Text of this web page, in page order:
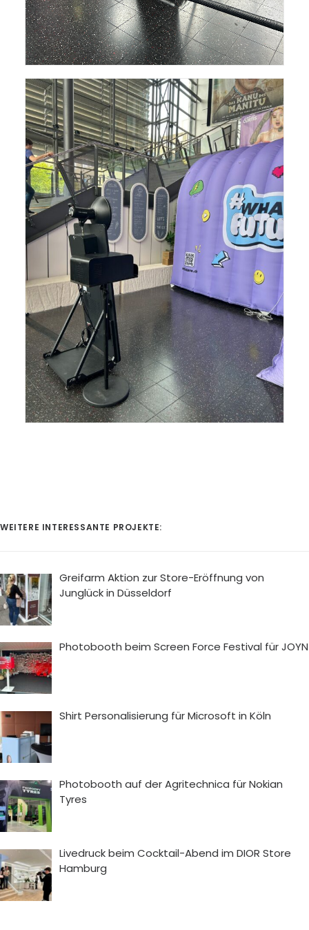
WEITERE INTERESSANTE PROJEKTE:
Greifarm Aktion zur Store-Eröffnung von
Junglück in Düsseldorf
Photobooth beim Screen Force Festival für JOYN
Shirt Personalisierung für Microsoft in Köln
Photobooth auf der Agritechnica für Nokian
Tyres
Livedruck beim Cocktail-Abend im DIOR Store
Hamburg